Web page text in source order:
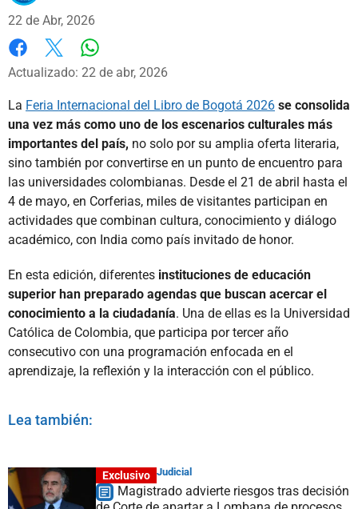
22 de Abr, 2026
Facebook
X
Actualizado: 22 de abr, 2026
La Feria Internacional del Libro de Bogotá 2026 se consolida
una vez más como uno de los escenarios culturales más
importantes del país, no solo por su amplia oferta literaria,
sino también por convertirse en un punto de encuentro para
las universidades colombianas. Desde el 21 de abril hasta el
4 de mayo, en Corferias, miles de visitantes participan en
actividades que combinan cultura, conocimiento y diálogo
académico, con India como país invitado de honor.
En esta edición, diferentes instituciones de educación
superior han preparado agendas que buscan acercar el
conocimiento a la ciudadanía. Una de ellas es la Universidad
Católica de Colombia, que participa por tercer año
consecutivo con una programación enfocada en el
aprendizaje, la reflexión y la interacción con el público.
Lea también:
Exclusivo Judicial
Magistrado advierte riesgos tras decisión